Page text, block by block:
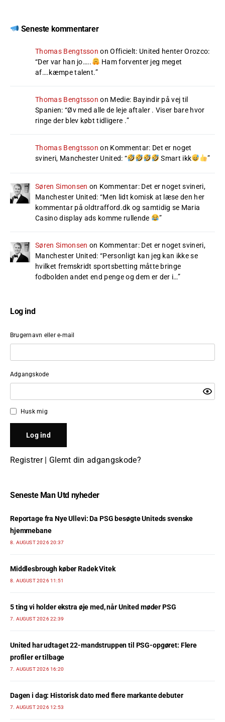
Seneste kommentarer
Thomas Bengtsson onOfficielt: United henter Orozco:
“Der var han jo…..
Ham forventer jeg meget
af….kæmpe talent.”
Thomas Bengtsson on Medie: Bayindir på vej til
Spanien: “Øv med alle de leje aftaler . Viser bare hvor
ringe der blev købt tidligere .”
Thomas Bengtsson on Kommentar: Det er noget
svineri, Manchester United: “ Smart ikk ”
Søren Simonsen on Kommentar: Det er noget svineri,
Manchester United: “Men lidt komisk at læse den her
kommentar på oldtrafford.dk og samtidig se Maria
Casino display ads komme rullende
”
Søren Simonsen on Kommentar: Det er noget svineri,
Manchester United: “Personligt kan jeg kan ikke se
hvilket fremskridt sportsbetting måtte bringe
fodbolden andet end penge og dem er der i…”
Log ind
Brugernavn eller e-mail
Adgangskode
Husk mig
Registrer| Glemt din adgangskode?
Seneste Man Utd nyheder
Reportage fra Nye Ullevi: Da PSG besøgte Uniteds svenske
hjemmebane
8. AUGUST 2026 20:37
Middlesbrough køber Radek Vitek
8. AUGUST 2026 11:51
5 ting vi holder ekstra øje med, når United møder PSG
7. AUGUST 2026 22:39
United har udtaget 22-mandstruppen til PSG-opgøret: Flere
profiler er tilbage
7. AUGUST 2026 16:20
Dagen i dag: Historisk dato med flere markante debuter
7. AUGUST 2026 12:53